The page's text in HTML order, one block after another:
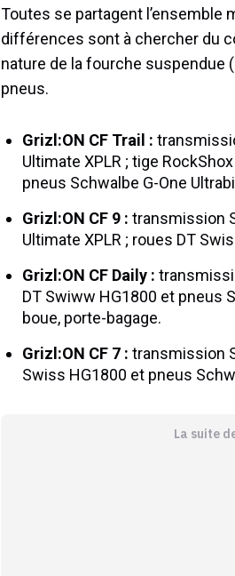
Toutes se partagent l’ensemble
différences sont à chercher du
nature de la fourche suspendue
pneus.
Grizl:ON CF Trail :
Ultimate XPLR ; tige
pneus Schwalbe G-One
Grizl:ON CF 9 : transmission
Ultimate XPLR ; roues DT
Grizl:ON CF Daily :
DT Swiww HG1800 et pneus
boue, porte-bagage.
Grizl:ON CF 7 : transmission
Swiss HG1800 et pneus
La suite